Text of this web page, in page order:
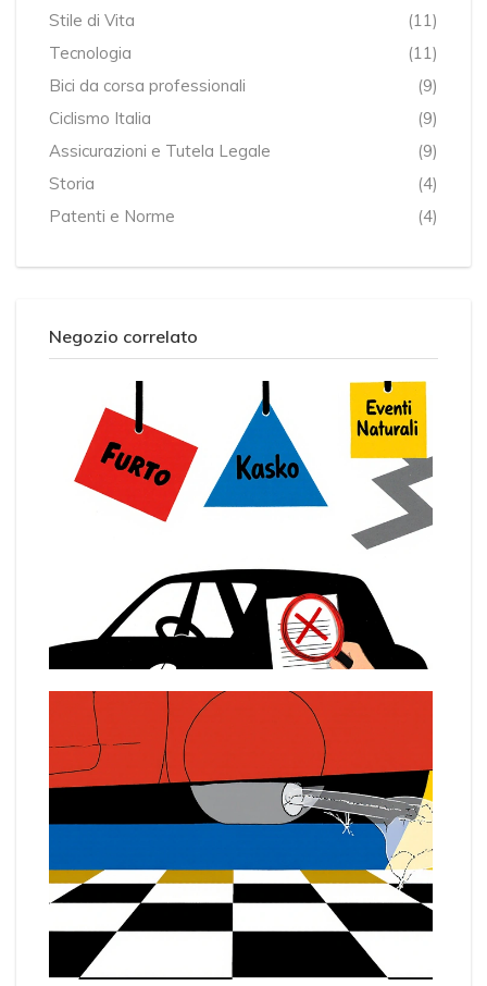
Stile di Vita
(11)
Tecnologia
(11)
Bici da corsa professionali
(9)
Ciclismo Italia
(9)
Assicurazioni e Tutela Legale
(9)
Storia
(4)
Patenti e Norme
(4)
Negozio correlato